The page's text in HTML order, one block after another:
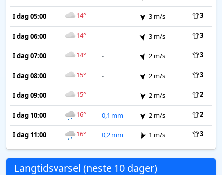
I dag 05:00 14° - 3 m/s 3
I dag 06:00 14° - 3 m/s 3
I dag 07:00 14° - 2 m/s 3
I dag 08:00 15° - 2 m/s 3
I dag 09:00 15° - 2 m/s 2
I dag 10:00 16° 0,1 mm 2 m/s 2
I dag 11:00 16° 0,2 mm 1 m/s 3
Langtidsvarsel (neste 10 dager)